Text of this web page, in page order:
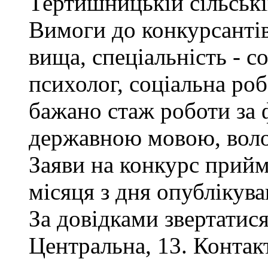
Вимоги до
вища, спеціальність -
психолог, соціальна
бажано стаж роботи за
державною мовою,
Заяви на конкурс
місяця з дня
За довідками
Центральна, 13.